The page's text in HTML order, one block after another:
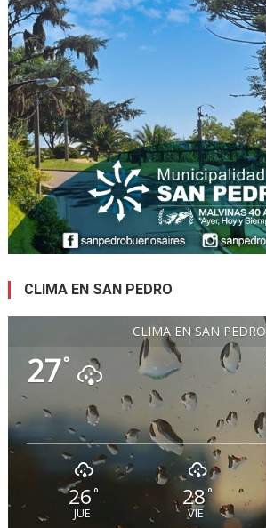
CLIMA EN SAN PEDRO
CLIMA EN SAN PEDRO
27°
26°
JUE
28 °
VIE